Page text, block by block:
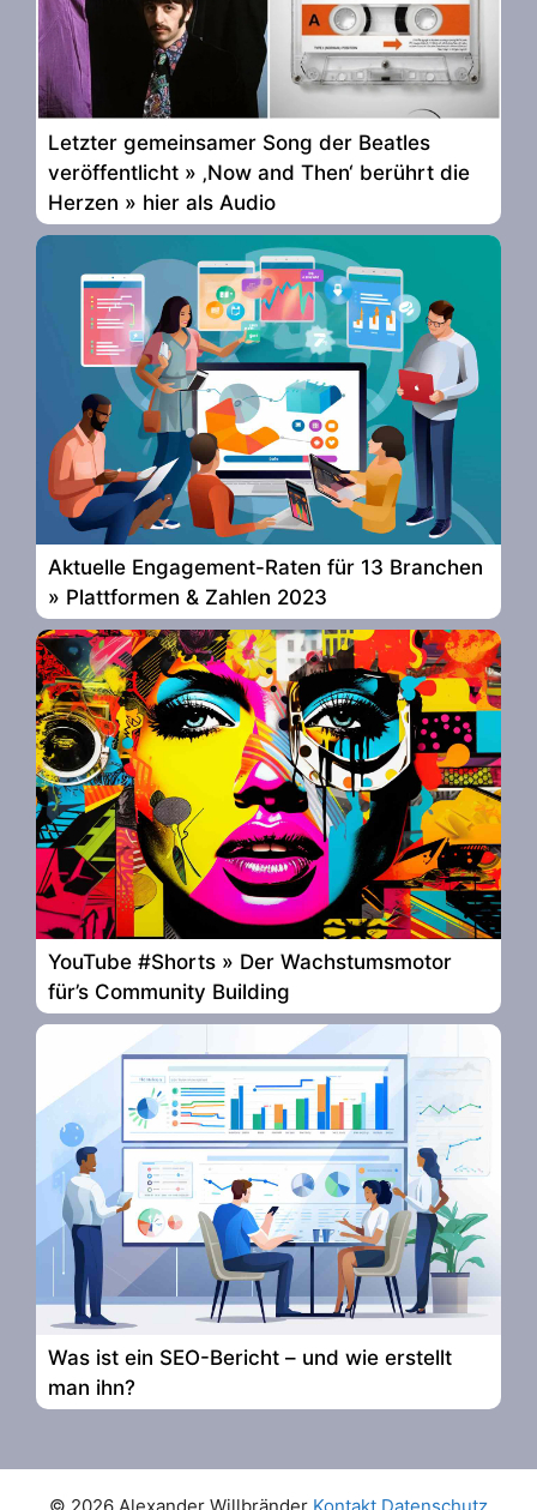
Letzter gemeinsamer Song der Beatles
veröffentlicht » ‚Now and Then‘ berührt die
Herzen » hier als Audio
Aktuelle Engagement-Raten für 13 Branchen
» Plattformen & Zahlen 2023
YouTube #Shorts » Der Wachstumsmotor
für’s Community Building
Was ist ein SEO-Bericht – und wie erstellt
man ihn?
© 2026 Alexander Willbränder Kontakt Datenschutz